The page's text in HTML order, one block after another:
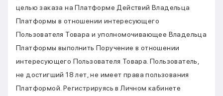
целью заказа на Платформе Действий Владельца
Платформы в отношении интересующего
Пользователя Товара и уполномочивающее Владельца
Платформы выполнить Поручение в отношении
интересующего Пользователя Товара. Пользователь,
не достигший 18 лет, не имеет права пользования
Платформой. Регистрируясь в Личном кабинете